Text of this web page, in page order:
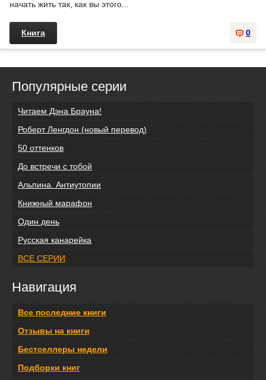
начать жить так, как вы этого...
0
Книга
Популярные серии
Читаем Дэна Брауна!
Роберт Ленгдон (новый перевод)
50 оттенков
До встречи с тобой
Альпина. Антиутопии
Книжный марафон
Один день
Русская канарейка
ВСЕ СЕРИИ
Навигация
Все последние книги
Отзывы на книги
Бестселлеры недели
Подборки книг